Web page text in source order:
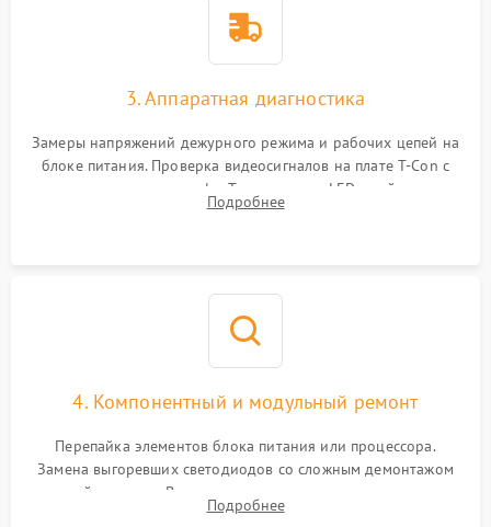
3. Аппаратная диагностика
Замеры напряжений дежурного режима и рабочих цепей на
блоке питания. Проверка видеосигналов на плате T-Con с
помощью осциллографа. Тестирование LED-драйвера и
светодиодных планок подсветки мультиметром.
Подробнее
4. Компонентный и модульный ремонт
Перепайка элементов блока питания или процессора.
Замена выгоревших светодиодов со сложным демонтажом
хрупкой матрицы. Восстановление поврежденных дорожек,
прошивка микросхем памяти EEPROM
Подробнее